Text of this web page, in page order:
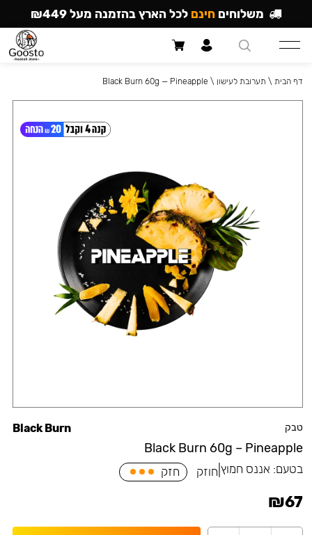
טבק
Black Burn 60g – Pineapple
Black Burn
בטעם: אננס חמוץ חוזק חזק
₪67
דף הבית \ תערובת לעישון \
Black Burn 60g — Pineapple
משלוחים חינם לכל הארץ בהזמנה מעל ₪449